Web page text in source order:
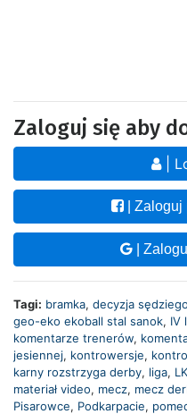
Zaloguj się aby
|
|
|
Tagi: bramka, decyzja sędziego
geo-eko ekoball stal sanok, IV
komentarze trenerów,
jesiennej, kontrowersje,
karny rozstrzyga derby, liga,
materiał video, mecz, mecz
Pisarowce, Podkarpacie,